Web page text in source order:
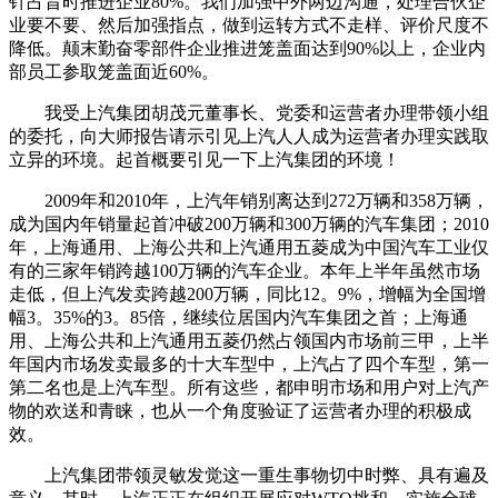
业要不要、然后加强指点，做到运转方式不走样、评价尺度不
降低。颠末勤奋零部件企业推进笼盖面达到90%以上，企业内
部员工参取笼盖面近60%。
我受上汽集团胡茂元董事长、党委和运营者办理带领小组
的委托，向大师报告请示引见上汽人人成为运营者办理实践取
立异的环境。起首概要引见一下上汽集团的环境！
2009年和2010年，上汽年销别离达到272万辆和358万辆，
成为国内年销量起首冲破200万辆和300万辆的汽车集团；2010
年，上海通用、上海公共和上汽通用五菱成为中国汽车工业仅
有的三家年销跨越100万辆的汽车企业。本年上半年虽然市场
走低，但上汽发卖跨越200万辆，同比12。9%，增幅为全国增
幅3。35%的3。85倍，继续位居国内汽车集团之首；上海通
用、上海公共和上汽通用五菱仍然占领国内市场前三甲，上半
年国内市场发卖最多的十大车型中，上汽占了四个车型，第一
第二名也是上汽车型。所有这些，都申明市场和用户对上汽产
物的欢送和青睐，也从一个角度验证了运营者办理的积极成
效。
上汽集团带领灵敏发觉这一重生事物切中时弊、具有遍及